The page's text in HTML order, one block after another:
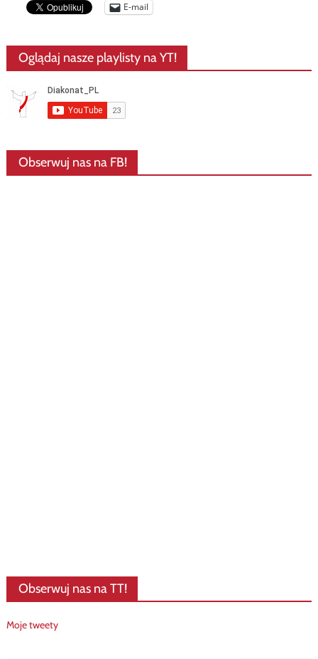
E-mail
Oglądaj nasze playlisty na YT!
Obserwuj nas na FB!
Obserwuj nas na TT!
Moje tweety